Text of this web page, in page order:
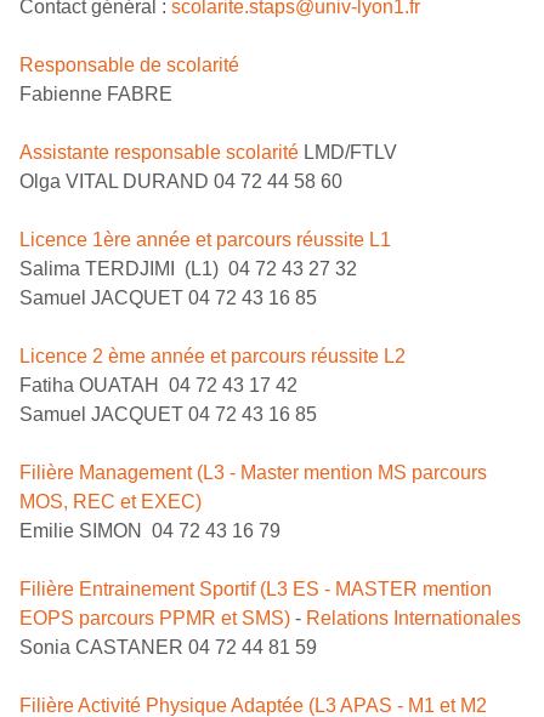
Contact général : scolarite.staps@univ-lyon1.fr
Responsable de scolarité
Fabienne FABRE
Assistante responsable scolarité LMD/FTLV
Olga VITAL DURAND 04 72 44 58 60
Licence 1ère année et parcours réussite L1
Salima TERDJIMI (L1) 04 72 43 27 32
Samuel JACQUET 04 72 43 16 85
Licence 2 ème année et parcours réussite L2
Fatiha OUATAH 04 72 43 17 42
Samuel JACQUET 04 72 43 16 85
Filière Management (L3 - Master mention MS parcours
MOS, REC et EXEC)
Emilie SIMON 04 72 43 16 79
Filière Entrainement Sportif (L3 ES - MASTER mention
EOPS parcours PPMR et SMS) - Relations Internationales
Sonia CASTANER 04 72 44 81 59
Filière Activité Physique Adaptée (L3 APAS - M1 et M2